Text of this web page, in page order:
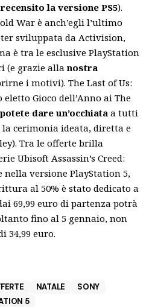
la versione PS5).
War è anch’egli l’ultimo
sviluppata da Activision,
è tra le esclusive PlayStation
(e grazie allanostra
i motivi). The Last of Us:
Gioco dell’Anno ai The
dare un’occhiata a tutti
cerimonia ideata, diretta e
Tra le offerte brilla
Ubisoft Assassin’s Creed:
nella versione PlayStation 5,
al 50% è stato dedicato a
69,99 euro di partenza potrà
fino al 5 gennaio, non
34,99 euro.
NATALE
SONY
5